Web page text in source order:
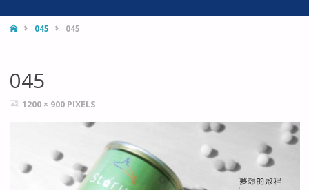
HOME045 045
045
FULL1200 × 900 PIXELS